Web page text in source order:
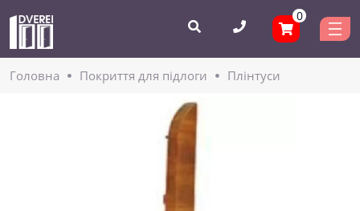
0
Головнa Покриття для підлоги Плінтуси